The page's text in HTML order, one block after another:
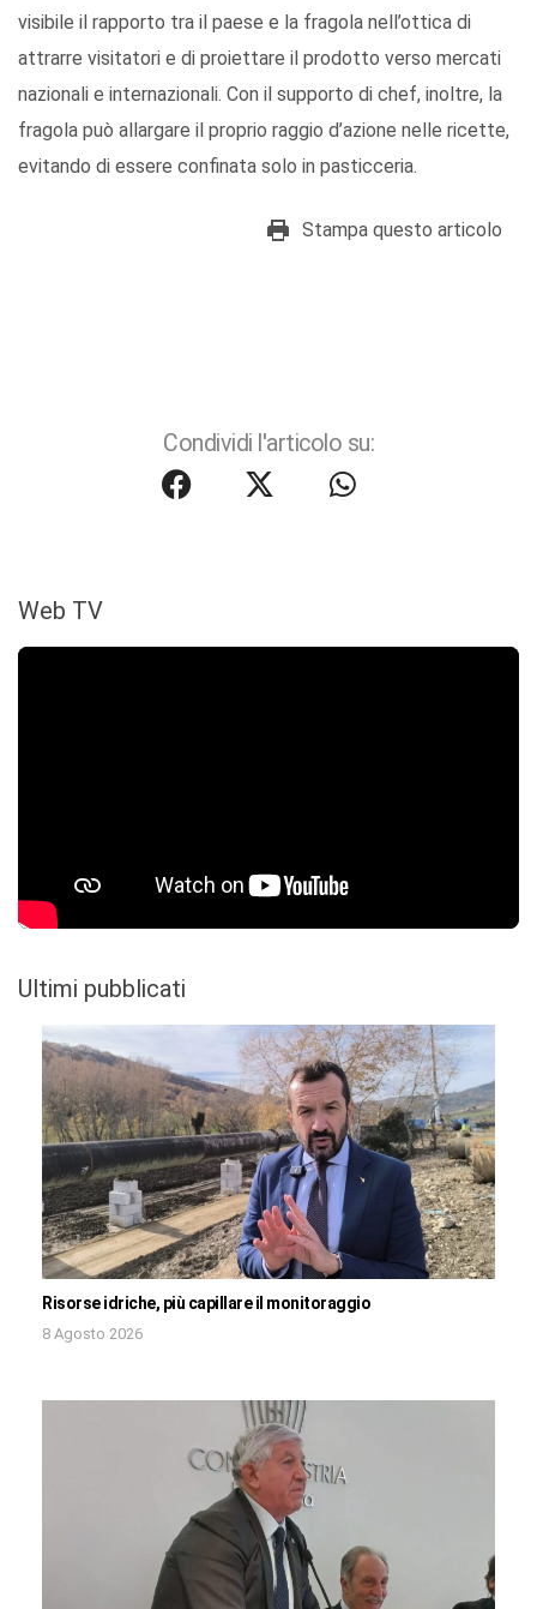
visibile il rapporto tra il paese e la fragola nell’ottica di
attrarre visitatori e di proiettare il prodotto verso mercati
nazionali e internazionali. Con il supporto di chef, inoltre, la
fragola può allargare il proprio raggio d’azione nelle ricette,
evitando di essere confinata solo in pasticceria.
Stampa questo articolo
Condividi l'articolo su:
Web TV
Ultimi pubblicati
Risorse idriche, più capillare il monitoraggio
8 Agosto 2026